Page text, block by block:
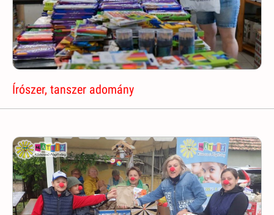
Írószer, tanszer adomány